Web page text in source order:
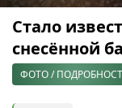
Стало
снесённой
ФОТО /